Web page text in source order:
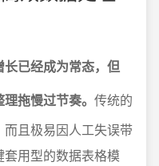
已经成为常态，但
拖慢过节奏。 传统的
且极易因人工失误带
用型的数据表格模